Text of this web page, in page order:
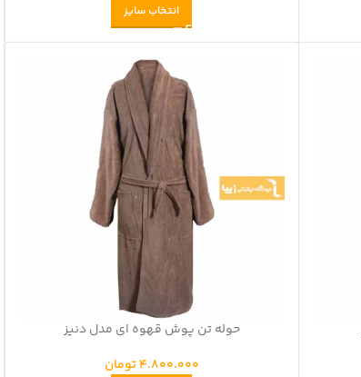
انتخاب سایز
حوله تن پوش قهوه ای مدل دنیز
4.800.000تومان